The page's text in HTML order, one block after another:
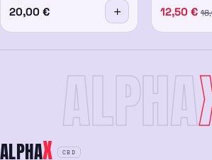
20,00 € 12,50 €
ALPHA
ALPHAX CBD